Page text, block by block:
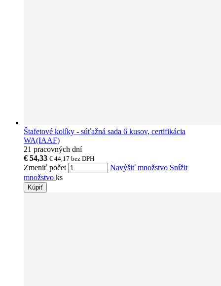
Štafetové kolíky - súťažná sada 6 kusov, certifikácia
WA(IAAF)
21 pracovných dní
€ 54,33 € 44,17 bez DPH
Zmeniť počet Navýšiť množstvo Snížit
množstvo ks
Kúpiť